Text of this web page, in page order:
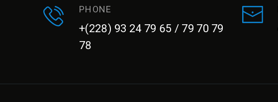
PHONE
+(228) 93 24 79 65 / 79 70 79
78